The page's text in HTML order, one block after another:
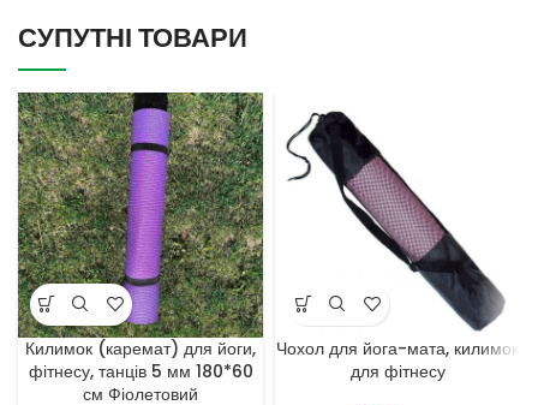
СУПУТНІ ТОВАРИ
Килимок (каремат) для йоги,
фітнесу, танців 5 мм 180*60
см Фіолетовий
Чохол для йога-мата, килимок
для фітнесу